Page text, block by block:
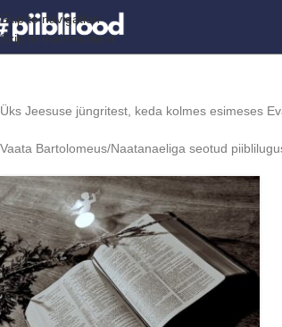
Skip to navigation
Skip to main content
Üks Jeesuse jüngritest, keda kolmes esimeses
Vaata Bartolomeus/Naatanaeliga seotud